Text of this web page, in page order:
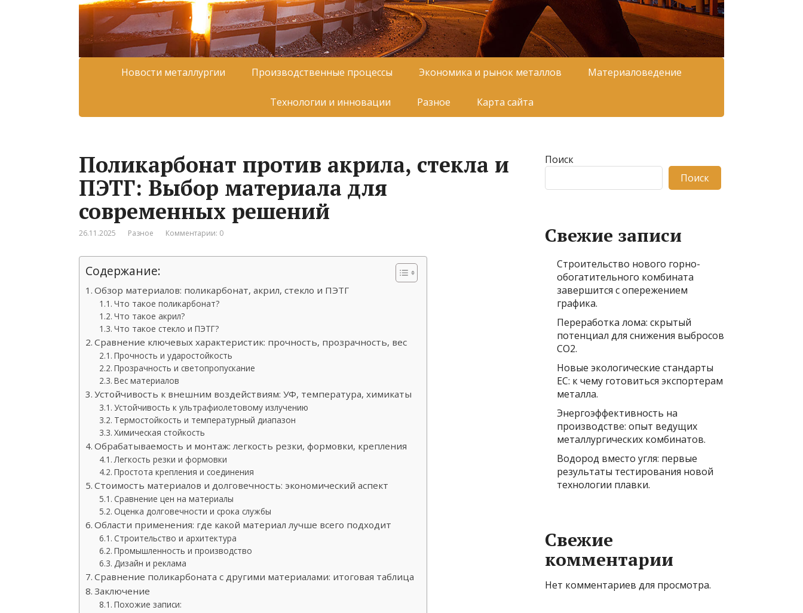
Новости металлургии Производственные процессы Экономика и рынок металлов Материаловедение
Технологии и инновации Разное Карта сайта
Поликарбонат против акрила, стекла и
ПЭТГ: Выбор материала для
современных решений
26.11.2025 Разное Комментарии: 0
Содержание:
Обзор материалов: поликарбонат, акрил, стекло и ПЭТГ
Что такое поликарбонат?
Что такое акрил?
Что такое стекло и ПЭТГ?
Сравнение ключевых характеристик: прочность, прозрачность, вес
Прочность и ударостойкость
Прозрачность и светопропускание
Вес материалов
Устойчивость к внешним воздействиям: УФ, температура, химикаты
Устойчивость к ультрафиолетовому излучению
Термостойкость и температурный диапазон
Химическая стойкость
Обрабатываемость и монтаж: легкость резки, формовки, крепления
Легкость резки и формовки
Простота крепления и соединения
Стоимость материалов и долговечность: экономический аспект
Сравнение цен на материалы
Оценка долговечности и срока службы
Области применения: где какой материал лучше всего подходит
Строительство и архитектура
Промышленность и производство
Дизайн и реклама
Сравнение поликарбоната с другими материалами: итоговая таблица
Заключение
Похожие записи:
Поиск
Поиск
Свежие записи
Строительство нового горно-
обогатительного комбината
завершится с опережением
графика.
Переработка лома: скрытый
потенциал для снижения выбросов
CO2.
Новые экологические стандарты
ЕС: к чему готовиться экспортерам
металла.
Энергоэффективность на
производстве: опыт ведущих
металлургических комбинатов.
Водород вместо угля: первые
результаты тестирования новой
технологии плавки.
Свежие
комментарии
Нет комментариев для просмотра.